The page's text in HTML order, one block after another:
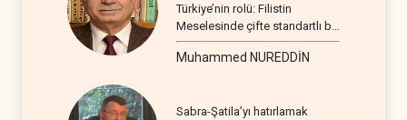
Türkiye’nin rolü: Filistin
Meselesinde çifte standartlı bir
seyir
Muhammed NUREDDİN
Sabra-Şatila’yı hatırlamak